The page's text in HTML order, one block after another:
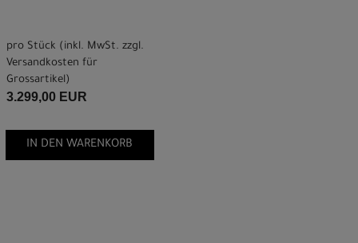
pro Stück (inkl. MwSt. zzgl.
Versandkosten für
Grossartikel )
3.299,00 EUR
IN DEN WARENKORB